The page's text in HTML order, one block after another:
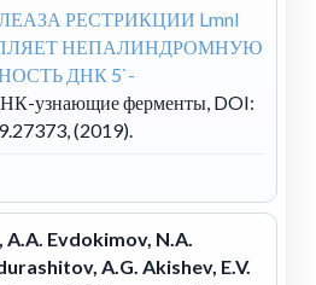
РЕСТРИКЦИИ LmnI
НЕПАЛИНДРОМНУЮ
ДНК 5`-
узнающие ферменты, DOI:
(2019).
Evdokimov, N.A.
A.G. Akishev, E.V.